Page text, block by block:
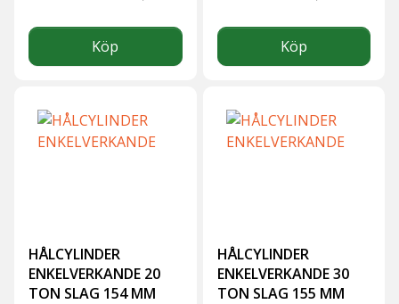
Köp Köp
HÅLCYLINDER
ENKELVERKANDE 20
TON SLAG 154 MM
HÅLCYLINDER
ENKELVERKANDE 30
TON SLAG 155 MM